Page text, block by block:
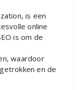
is een
online
is om de
waardoor
en de